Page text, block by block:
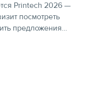
Printech 2026 —
посмотреть
предложения
PTNEWS